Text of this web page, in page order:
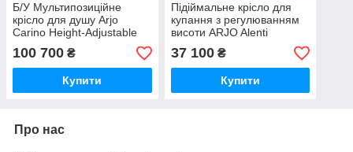
Б/У Мультипозиційне
крісло для душу Arjo
Carino Height-Adjustable
Multipurpose Shower and
Hygiene Chair Used
100 700 ₴
Купити
Підіймальне крісло для
купання з регулюванням
висоти ARJO Alenti
Hygiene Lift Chair Used
37 100₴
Купити
Про нас